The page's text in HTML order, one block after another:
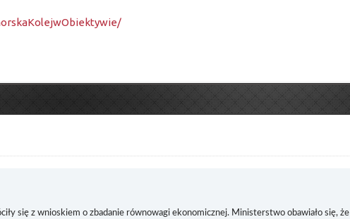
się z wnioskiem o zbadanie równowagi ekonomicznej. Ministerstwo obawiało się, że